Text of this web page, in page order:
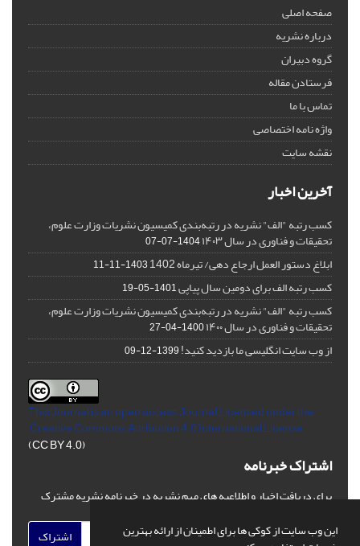
این وب سایت از کوکی ها برای اطمینان از ارائه بهترین
صفحه اصلی
درباره نشریه
گروه دبیران
فرستادن مقاله
تماس با ما
واژه نامه اختصاصی
نقشه سایت
آخرین اخبار
کسب رتبه "الف" نشریه در رتبه‌بندی کمیسیون نشریات وزارت علوم،
تحقیقات و فناوری در سال ۱۴۰۳ 1404-07-07
ابلاغ دستور العمل ارجاع دهی/ تیرماه 1402 1403-11-11
کسب رتبه الف برای دومین سال پیاپی1401-05-19
کسب رتبه "الف" نشریه در رتبه‌بندی کمیسیون نشریات وزارت علوم،
تحقیقات و فناوری در سال ۱۴۰۰ 1400-04-27
از وب سایت انگلیسی ما بازدید کنید!1399-12-09
This Journal is an open access Journal Licensedunder the
Creative Commons Attribution 4.0 International License
(CC BY 4.0)
اشتراک خبرنامه
برای دریافت اخبار و اطلاعیه های مهم نشریه در خبرنامه نشریه مشترک
اشتراک